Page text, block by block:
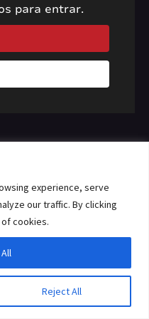
experience, serve
our traffic. By clicking
cookies.
Reject All
soon!
para entrar.